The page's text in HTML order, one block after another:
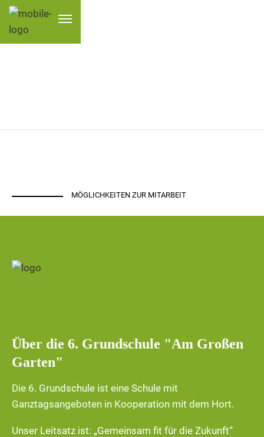
MÖGLICHKEITEN ZUR MITARBEIT
Über die 6. Grundschule "Am Großen
Garten"
Die 6. Grundschule ist eine Schule mit
Ganztagsangeboten in Kooperation mit dem Hort.
Unser Leitsatz ist: „Gemeinsam fit für die Zukunft“